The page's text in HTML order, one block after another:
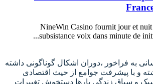
NineWin Casino fournit jour et nuit
subsistance voix dans minute de
به فراخور ،دوران اشکال گوناگونی داشته
و با پیشرفت جوامع از حیث اقتصادی
و سیاق زندگی بارها دستخوش تغییرات